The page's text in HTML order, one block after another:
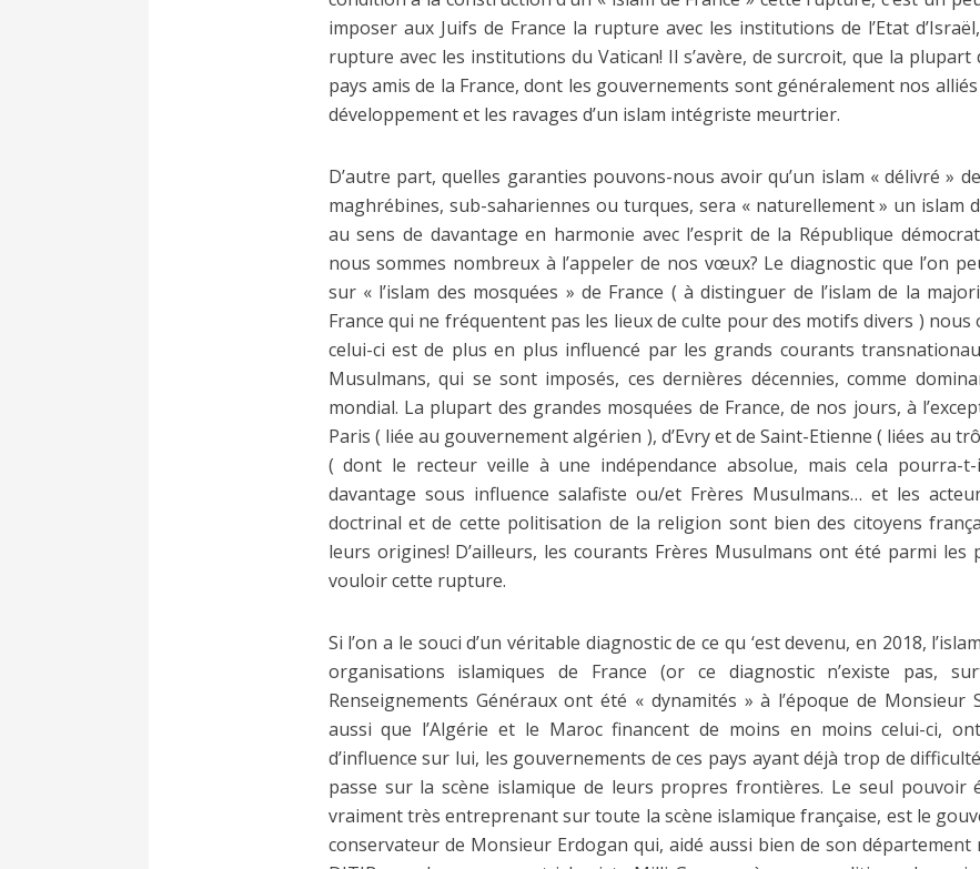
imposer aux Juifs de France la rupture avec les institutions de l’Etat
rupture avec les institutions du Vatican! Il s’avère, de surcroit, que la plupart
pays amis de la France, dont les gouvernements sont généralement nos
développement et les ravages d’un islam intégriste meurtrier.
D’autre part, quelles garanties pouvons-nous avoir qu’un islam « délivré »
maghrébines, sub-sahariennes ou turques, sera « naturellement » un islam
au sens de davantage en harmonie avec l’esprit de la République
nous sommes nombreux à l’appeler de nos vœux? Le diagnostic que l’on
sur « l’islam des mosquées » de France ( à distinguer de l’islam de la
France qui ne fréquentent pas les lieux de culte pour des motifs divers )
celui-ci est de plus en plus influencé par les grands courants
Musulmans, qui se sont imposés, ces dernières décennies, comme
mondial. La plupart des grandes mosquées de France, de nos jours, à
Paris ( liée au gouvernement algérien ), d’Evry et de Saint-Etienne ( liées au
( dont le recteur veille à une indépendance absolue, mais cela pourra-
davantage sous influence salafiste ou/et Frères Musulmans… et les
doctrinal et de cette politisation de la religion sont bien des citoyens
leurs origines! D’ailleurs, les courants Frères Musulmans ont été parmi les
vouloir cette rupture.
Si l’on a le souci d’un véritable diagnostic de ce qu ‘est devenu, en 2018,
organisations islamiques de France (or ce diagnostic n’existe pas,
Renseignements Généraux ont été « dynamités » à l’époque de Monsieur
aussi que l’Algérie et le Maroc financent de moins en moins celui-ci,
d’influence sur lui, les gouvernements de ces pays ayant déjà trop de
passe sur la scène islamique de leurs propres frontières. Le seul pouvoir
vraiment très entreprenant sur toute la scène islamique française, est le
conservateur de Monsieur Erdogan qui, aidé aussi bien de son